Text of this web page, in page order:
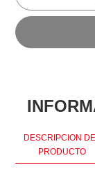
DESCRIPCION
PRODUCTO